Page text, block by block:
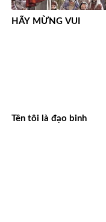
HÃY MỪNG VUI
Tên tôi là đạo binh